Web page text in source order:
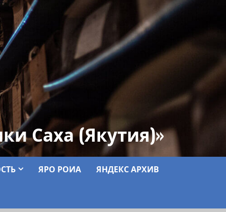
Саха (Якутия)»
ЯРО РОИА ЯНДЕКС АРХИВ